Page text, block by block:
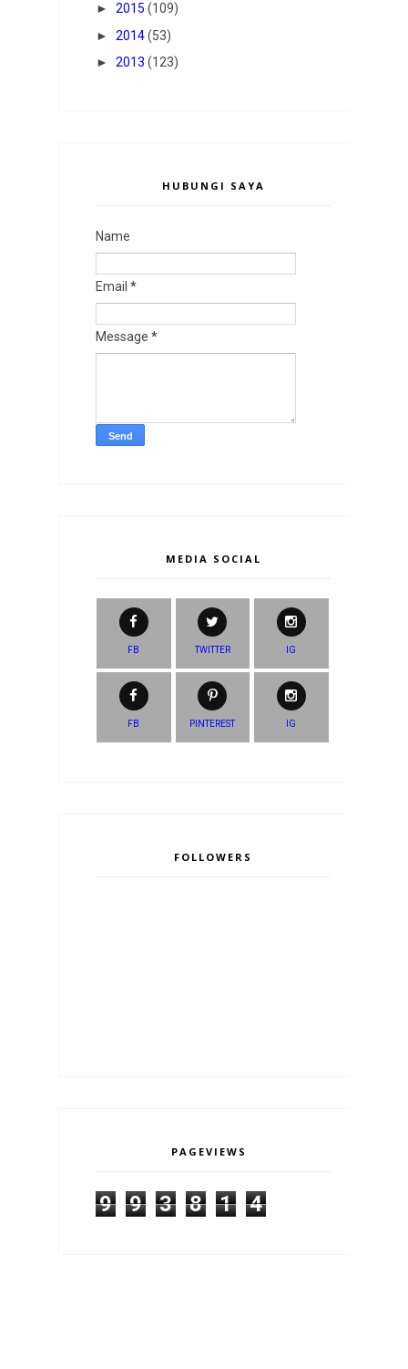
► 2015 (109)
► 2014(53)
► 2013 (123)
HUBUNGI SAYA
Name
Email *
Message *
MEDIA SOCIAL
FB TWITTER IG
FB PINTEREST IG
FOLLOWERS
PAGEVIEWS
9 9 3 8 1 4